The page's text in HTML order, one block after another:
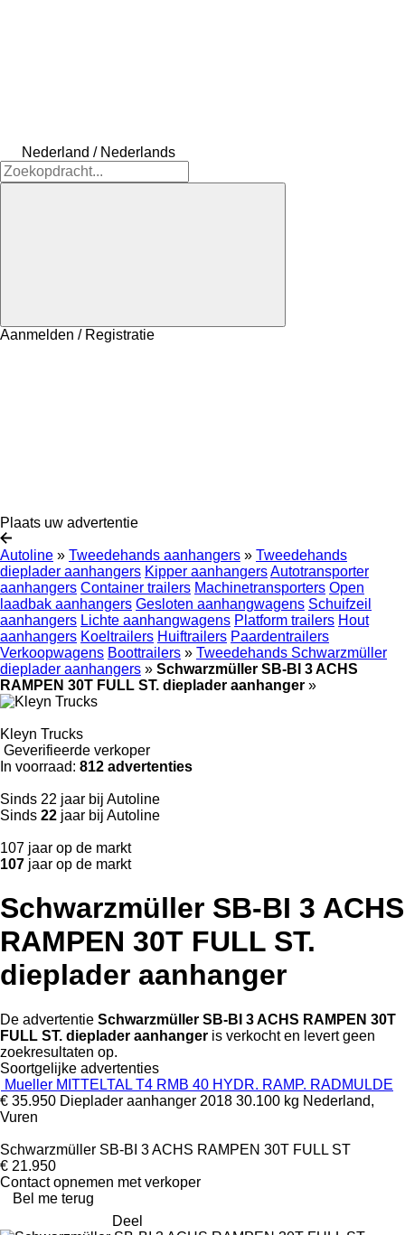
Nederland / Nederlands
Aanmelden / Registratie
Plaats uw advertentie
Autoline » Tweedehands aanhangers » Tweedehands
dieplader aanhangers Kipper aanhangersAutotransporter
aanhangers Container trailers Machinetransporters Open
laadbak aanhangers Gesloten aanhangwagens Schuifzeil
aanhangers Lichte aanhangwagens Platform trailers Hout
aanhangers Koeltrailers Huiftrailers Paardentrailers
Verkoopwagens Boottrailers » Tweedehands Schwarzmüller
dieplader aanhangers » Schwarzmüller SB-BI 3 ACHS
RAMPEN 30T FULL ST. dieplader aanhanger »
Kleyn Trucks
Geverifieerde verkoper
In voorraad: 812 advertenties
Sinds 22 jaar bij Autoline
Sinds 22 jaar bij Autoline
107 jaar op de markt
107 jaar op de markt
Schwarzmüller SB-BI 3 ACHS
RAMPEN 30T FULL ST.
dieplader aanhanger
De advertentie Schwarzmüller SB-BI 3 ACHS RAMPEN 30T
FULL ST. dieplader aanhanger is verkocht en levert geen
zoekresultaten op.
Soortgelijke advertenties
Mueller MITTELTAL T4 RMB 40 HYDR. RAMP. RADMULDE
€ 35.950 Dieplader aanhanger 2018 30.100 kg Nederland,
Vuren
Schwarzmüller SB-BI 3 ACHS RAMPEN 30T FULL ST
€ 21.950
Contact opnemen met verkoper
Bel me terug
Deel